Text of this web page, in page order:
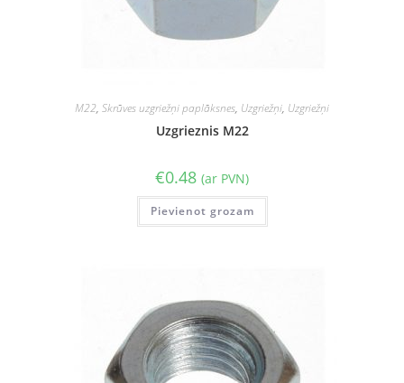
M22, Skrūves uzgriežņi paplāksnes, Uzgriežņi, Uzgriežņi
Uzgrieznis M22
€0.48 (ar PVN)
Pievienot grozam